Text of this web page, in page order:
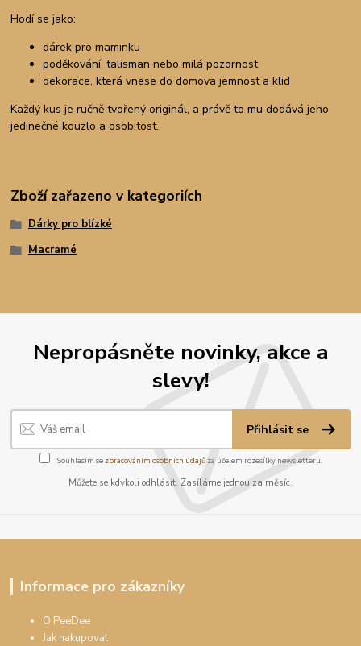
Hodí se jako:
dárek pro maminku
poděkování, talisman nebo milá pozornost
dekorace, která vnese do domova jemnost a klid
Každý kus je ručně tvořený originál, a právě to mu dodává jeho
jedinečné kouzlo a osobitost.
Zboží zařazeno v kategoriích
Dárky pro blízké
Macramé
Nepropásněte novinky, akce a
slevy!
Přihlásit se
Souhlasím se zpracováním osobních údajůza účelem rozesílky newsletteru.
Můžete se kdykoli odhlásit. Zasíláme jednou za měsíc.
Informace pro zákazníky
O PeeDee
Jak nakupovat